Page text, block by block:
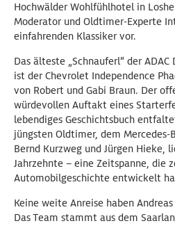
Hochwälder Wohlfühlhotel in
Moderator und Oldtimer-Experte
einfahrenden Klassiker vor.
Das älteste „Schnauferl“ der
ist der Chevrolet Independence
von Robert und Gabi Braun. Der
würdevollen Auftakt eines
lebendiges Geschichtsbuch
jüngsten Oldtimer, dem Mercedes-
Bernd Kurzweg und Jürgen Hieke,
Jahrzehnte – eine Zeitspanne, die
Automobilgeschichte entwickelt
Keine weite Anreise haben
Das Team stammt aus dem